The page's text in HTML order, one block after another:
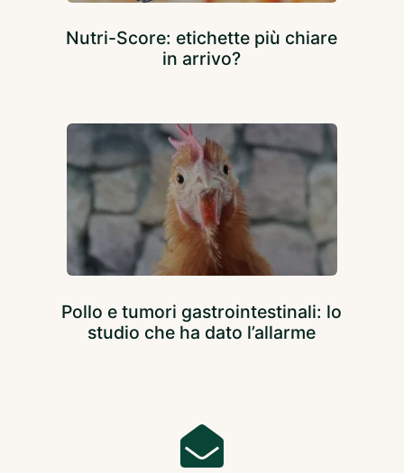
Nutri-Score: etichette più chiare
in arrivo?
Pollo e tumori gastrointestinali: lo
studio che ha dato l’allarme